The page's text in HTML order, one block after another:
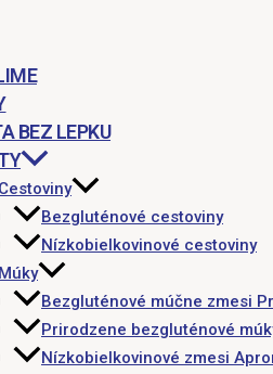
BEZ LEPKU
Cestoviny
Bezgluténové cestoviny
Nízkobielkovinové cestoviny
Múky
Bezgluténové múčne zmesi
Prirodzene bezgluténové
Nízkobielkovinové zmesi